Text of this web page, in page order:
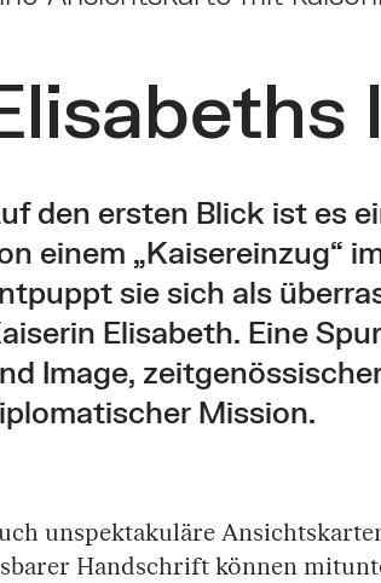
den ersten Blick ist es
einem „Kaisereinzug“
sie sich als
Elisabeth. Eine
Image,
Mission.
unspektakuläre
Handschrift können